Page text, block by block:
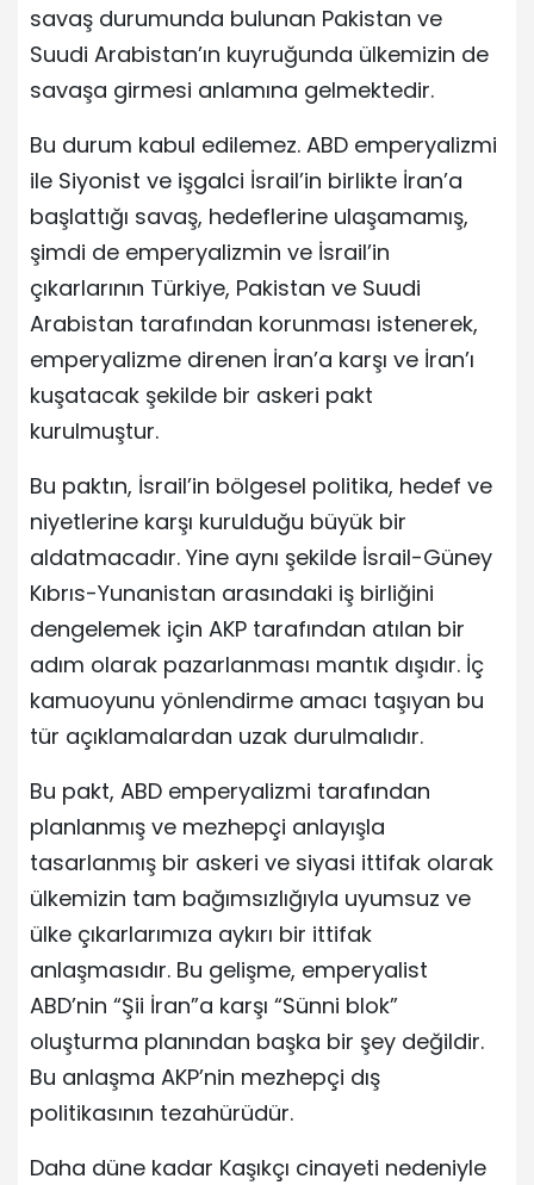
savaş durumunda bulunan Pakistan ve
Suudi Arabistan’ın kuyruğunda ülkemizin de
savaşa girmesi anlamına gelmektedir.
Bu durum kabul edilemez. ABD emperyalizmi
ile Siyonist ve işgalci İsrail’in birlikte İran’a
başlattığı savaş, hedeflerine ulaşamamış,
şimdi de emperyalizmin ve İsrail’in
çıkarlarının Türkiye, Pakistan ve Suudi
Arabistan tarafından korunması istenerek,
emperyalizme direnen İran’a karşı ve İran’ı
kuşatacak şekilde bir askeri pakt
kurulmuştur.
Bu paktın, İsrail’in bölgesel politika, hedef ve
niyetlerine karşı kurulduğu büyük bir
aldatmacadır. Yine aynı şekilde İsrail-Güney
Kıbrıs-Yunanistan arasındaki iş birliğini
dengelemek için AKP tarafından atılan bir
adım olarak pazarlanması mantık dışıdır. İç
kamuoyunu yönlendirme amacı taşıyan bu
tür açıklamalardan uzak durulmalıdır.
Bu pakt, ABD emperyalizmi tarafından
planlanmış ve mezhepçi anlayışla
tasarlanmış bir askeri ve siyasi ittifak olarak
ülkemizin tam bağımsızlığıyla uyumsuz ve
ülke çıkarlarımıza aykırı bir ittifak
anlaşmasıdır. Bu gelişme, emperyalist
ABD’nin “Şii İran”a karşı “Sünni blok”
oluşturma planından başka bir şey değildir.
Bu anlaşma AKP’nin mezhepçi dış
politikasının tezahürüdür.
Daha düne kadar Kaşıkçı cinayeti nedeniyle